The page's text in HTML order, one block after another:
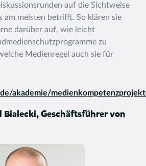
auf die Sichtweise
am meisten betrifft. So klären sie
darüber auf, wie leicht
zu
Medienregel auch sie für
akademie/
Bialecki, Geschäftsführer von